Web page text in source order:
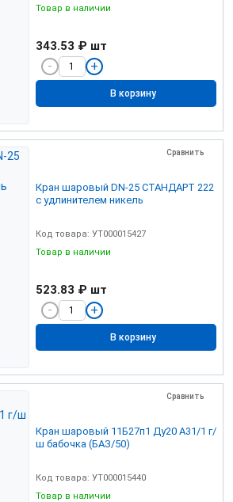
Товар в наличии
343.53 ₽ шт
В корзину
Сравнить
Кран шаровый DN-25 СТАНДАРТ 222
с удлинителем никель
Код товара: УТ000015427
Товар в наличии
523.83 ₽ шт
В корзину
Сравнить
Кран шаровый 11Б27п1 Ду20 А31/1 г/
ш бабочка (БАЗ/50)
Код товара: УТ000015440
Товар в наличии